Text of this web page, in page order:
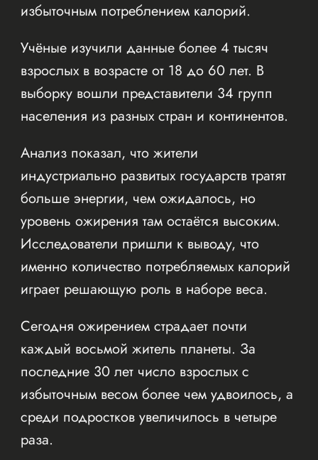
избыточным потреблением калорий.
Учёные изучили данные более 4 тысяч
взрослых в возрасте от 18 до 60 лет. В
выборку вошли представители 34 групп
населения из разных стран и континентов.
Анализ показал, что жители
индустриально развитых государств тратят
больше энергии, чем ожидалось, но
уровень ожирения там остаётся высоким.
Исследователи пришли к выводу, что
именно количество потребляемых калорий
играет решающую роль в наборе веса.
Сегодня ожирением страдает почти
каждый восьмой житель планеты. За
последние 30 лет число взрослых с
избыточным весом более чем удвоилось, а
среди подростков увеличилось в четыре
раза.